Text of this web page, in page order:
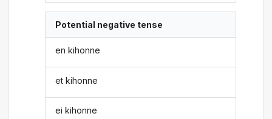
Potential negative tense
en kihonne
et kihonne
ei kihonne